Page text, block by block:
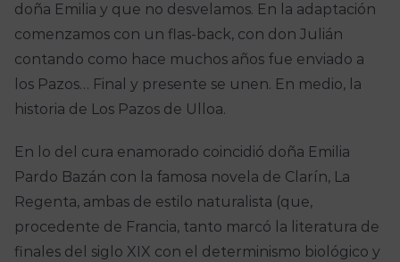
doña Emilia y que no desvelamos. En la adaptación
comenzamos con un flas-back, con don Julián
contando como hace muchos años fue enviado a
los Pazos… Final y presente se unen. En medio, la
historia de Los Pazos de Ulloa.
En lo del cura enamorado coincidió doña Emilia
Pardo Bazán con la famosa novela de Clarín, La
Regenta, ambas de estilo naturalista (que,
procedente de Francia, tanto marcó la literatura de
finales del siglo XIX con el determinismo biológico y